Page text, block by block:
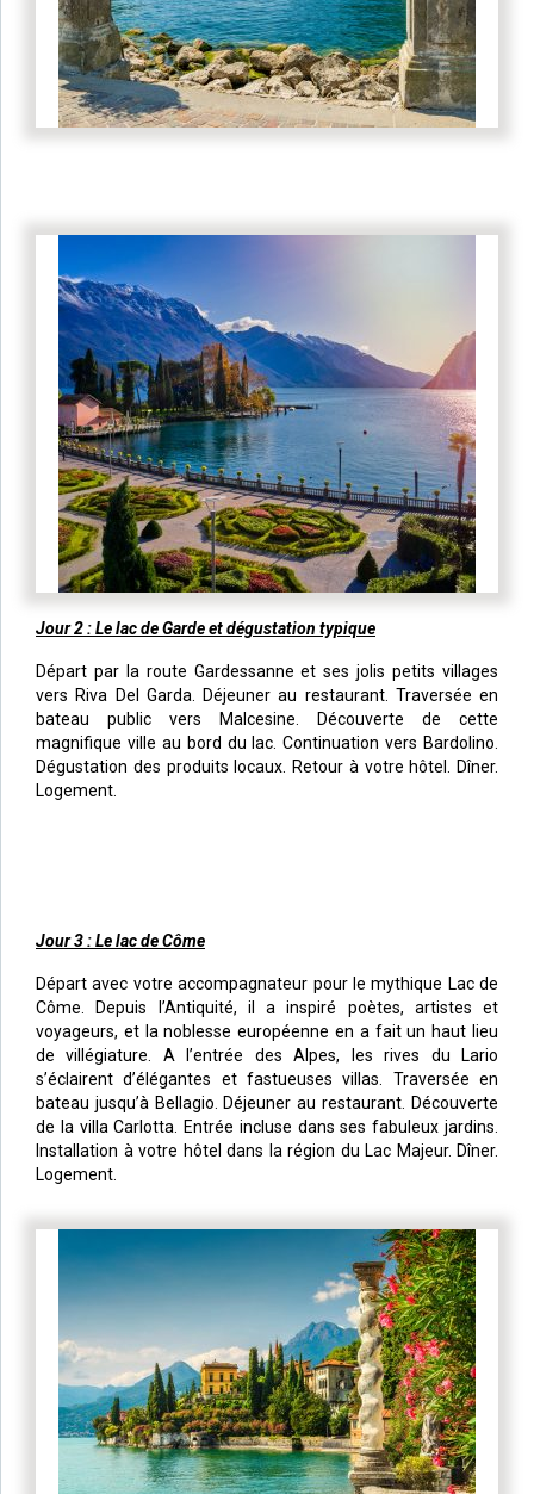
Jour 2 : Le lac de Garde et dégustation typique
Départ par la route Gardessanne et ses jolis petits villages
vers Riva Del Garda. Déjeuner au restaurant. Traversée en
bateau public vers Malcesine. Découverte de cette
magnifique ville au bord du lac. Continuation vers Bardolino.
Dégustation des produits locaux. Retour à votre hôtel. Dîner.
Logement.
Jour 3 : Le lac de Côme
Départ avec votre accompagnateur pour le mythique Lac de
Côme. Depuis l’Antiquité, il a inspiré poètes, artistes et
voyageurs, et la noblesse européenne en a fait un haut lieu
de villégiature. A l’entrée des Alpes, les rives du Lario
s’éclairent d’élégantes et fastueuses villas. Traversée en
bateau jusqu’à Bellagio. Déjeuner au restaurant. Découverte
de la villa Carlotta. Entrée incluse dans ses fabuleux jardins.
Installation à votre hôtel dans la région du Lac Majeur. Dîner.
Logement.